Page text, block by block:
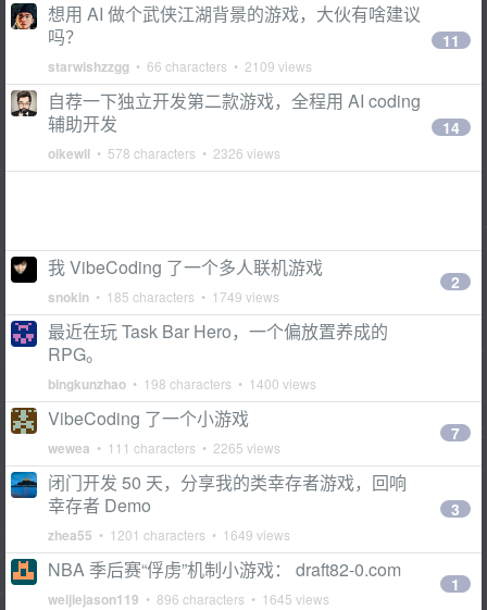
想用 AI 做个武侠江湖背景的游戏，大伙有啥建议
吗？
starwishzzgg • 66 characters • 2109 views
11
自荐一下独立开发第二款游戏，全程用 AI coding
辅助开发
oikewll • 578 characters • 2326 views
14
我 VibeCoding 了一个多人联机游戏
snokin • 185 characters • 1749 views
2
最近在玩 Task Bar Hero，一个偏放置养成的
RPG。
bingkunzhao • 198 characters • 1400 views
VibeCoding 了一个小游戏
wewea • 111 characters • 2265 views
7
闭门开发 50 天，分享我的类幸存者游戏，回响
幸存者 Demo
zhea55 • 1201 characters • 1649 views
3
NBA 季后赛“俘虏”机制小游戏： draft82-0.com
weijiejason119 • 896 characters • 1645 views
1